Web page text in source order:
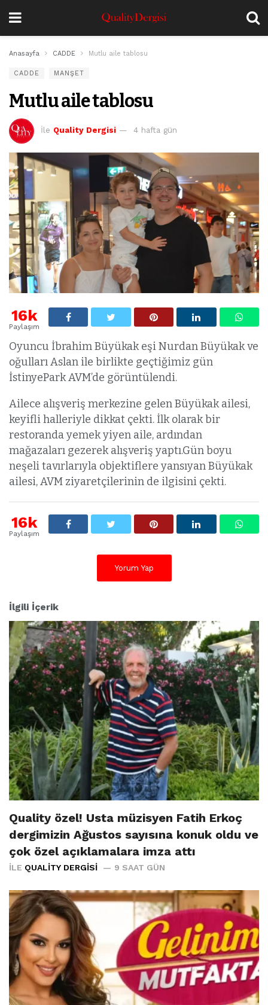
Anasayfa CADDE Mutlu aile tablosu
CADDE MANŞET
Mutlu aile tablosu
İle Quality Dergisi 4 hafta gün
16k
Paylaşım
Oyuncu İbrahim Büyükak eşi Nurdan Büyükak ve
oğulları Aslan ile birlikte geçtiğimiz gün
İstinyePark AVM’de görüntülendi.
Ailece alışveriş merkezine gelen Büyükak ailesi,
keyifli halleriyle dikkat çekti. İlk olarak bir
restoranda yemek yiyen aile, ardından
mağazaları gezerek alışveriş yaptı.Gün boyu
neşeli tavırlarıyla objektiflere yansıyan Büyükak
ailesi, AVM ziyaretçilerinin de ilgisini çekti.
16k
Paylaşım
Yorum Yap
İlgili İçerik
Quality özel! Usta müzisyen Fatih Erkoç
dergimizin Ağustos sayısına konuk oldu ve
çok özel açıklamalara imza attı
İLE QUALITY DERGISI 9 SAAT GÜN